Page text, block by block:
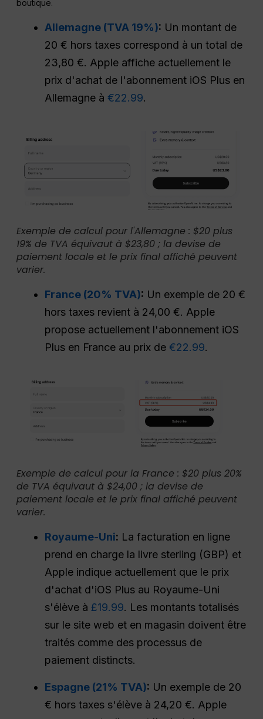
boutique.
Allemagne (TVA 19%): Un montant de
20 € hors taxes correspond à un total de
23,80 €. Apple affiche actuellement le
prix d'achat de l'abonnement iOS Plus en
Allemagne à€22.99.
Exemple de calcul pour l'Allemagne : $20 plus
19% de TVA équivaut à $23,80 ; la devise de
paiement locale et le prix final affiché peuvent
varier.
France (20% TVA): Un exemple de 20 €
hors taxes revient à 24,00 €. Apple
propose actuellement l'abonnement iOS
Plus en France au prix de€22.99.
Exemple de calcul pour la France : $20 plus 20%
de TVA équivaut à $24,00 ; la devise de
paiement locale et le prix final affiché peuvent
varier.
Royaume-Uni: La facturation en ligne
prend en charge la livre sterling (GBP) et
Apple indique actuellement que le prix
d'achat d'iOS Plus au Royaume-Uni
s'élève à£19.99. Les montants totalisés
sur le site web et en magasin doivent être
traités comme des processus de
paiement distincts.
Espagne (21% TVA): Un exemple de 20
€ hors taxes s'élève à 24,20 €. Apple